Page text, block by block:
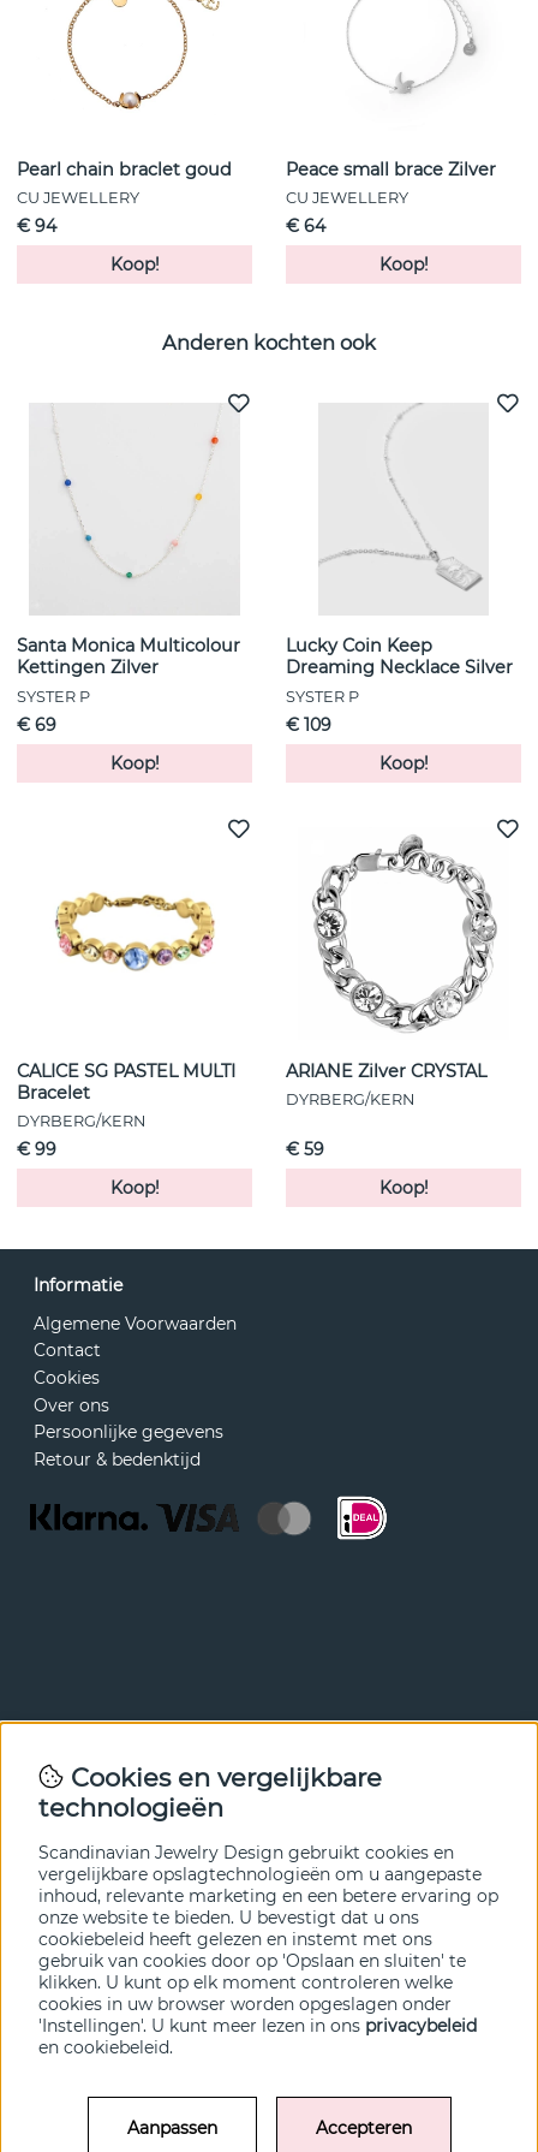
Pearl chain braclet goud
CU JEWELLERY
€ 94
Koop!
Peace small brace Zilver
CU JEWELLERY
€ 64
Koop!
Anderen kochten ook
Santa Monica Multicolour
Kettingen Zilver
SYSTER P
€ 69
Koop!
Lucky Coin Keep
Dreaming Necklace Silver
SYSTER P
€ 109
Koop!
CALICE SG PASTEL MULTI
Bracelet
DYRBERG/KERN
€ 99
Koop!
ARIANE Zilver CRYSTAL
DYRBERG/KERN
€ 59
Koop!
Informatie
Algemene Voorwaarden
Contact
Cookies
Over ons
Persoonlijke gegevens
Retour & bedenktijd
Met onze nieuwsbrief ben je als eerste op de hoogte van
nieuws en aanbiedingen. Meld je hieronder aan.
VERZENDEN
Cookies en vergelijkbare
technologieën
Scandinavian Jewelry Design gebruikt cookies en
vergelijkbare opslagtechnologieën om u aangepaste
inhoud, relevante marketing en een betere ervaring op
onze website te bieden. U bevestigt dat u ons
cookiebeleid heeft gelezen en instemt met ons
gebruik van cookies door op 'Opslaan en sluiten' te
klikken. U kunt op elk moment controleren welke
cookies in uw browser worden opgeslagen onder
'Instellingen'. U kunt meer lezen in ons privacybeleid
en cookiebeleid.
Aanpassen Accepteren